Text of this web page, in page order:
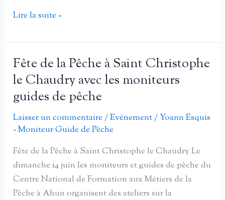
La
Culanaise
lance
une
nouvelle
édition
de
la
de
la
Pêche
Lire la suite »
Fête de la Pêche à Saint Christophe
le Chaudry avec les moniteurs
guides de pêche
Laisser un commentaire/Evénement/Yoann Esquis
- Moniteur Guide de Pêche
Fête de la Pêche à Saint Christophe le Chaudry Le
dimanche 14 juin les moniteurs et guides de pêche du
Centre National de Formation aux Métiers de la
Pêche à Ahun organisent des ateliers sur la